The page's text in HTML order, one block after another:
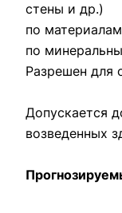
стены и др.)
по
по
Разрешен для
Допускается
возведенных